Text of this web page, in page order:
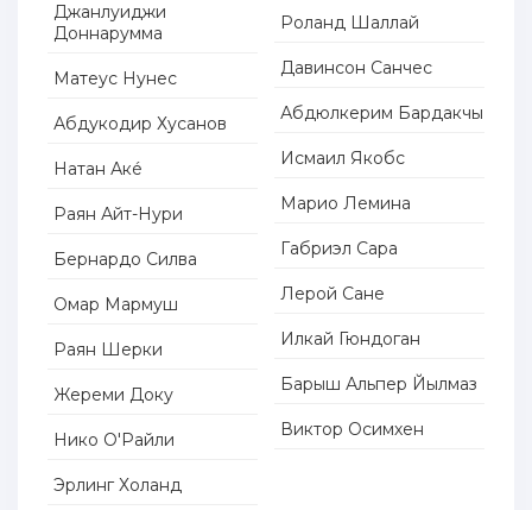
Джанлуиджи
Доннарумма
Матеус Нунес
Абдукодир Хусанов
Натан Акé
Раян Айт-Нури
Бернардо Силва
Омар Мармуш
Раян Шерки
Жереми Доку
Нико О'Райли
Эрлинг Холанд
Роланд Шаллай
Давинсон Санчес
Абдюлкерим Бардакчы
Исмаил Якобс
Марио Лемина
Габриэл Сара
Лерой Сане
Илкай Гюндоган
Барыш Альпер Йылмаз
Виктор Осимхен